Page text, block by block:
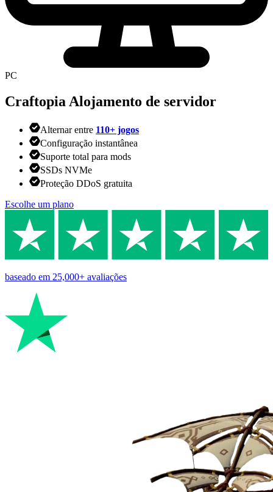
PC
Craftopia Alojamento de servidor
Alternar entre 110+ jogos
Configuração instantânea
Suporte total para mods
SSDs NVMe
Proteção DDoS gratuita
Escolhe um plano
baseado em 25,000+ avaliações